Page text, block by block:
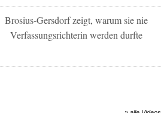
Brosius-Gersdorf zeigt, warum sie nie
Verfassungsrichterin werden durfte